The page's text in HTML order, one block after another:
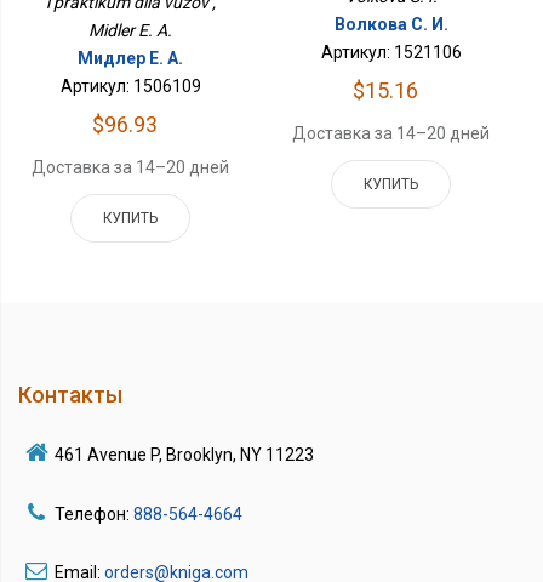
Midler E. A.
Мидлер Е. А.
Артикул: 1506109
$96.93
Доставка за 14–20 дней
КУПИТЬ
Волкова С. И.
Артикул: 1521106
$15.16
Доставка за 14–20 дней
КУПИТЬ
Контакты
461 Avenue P, Brooklyn, NY 11223
Телефон: 888-564-4664
Email: orders@kniga.com